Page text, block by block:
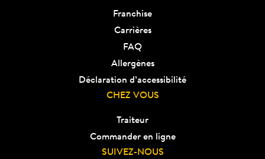
Franchise
Carrières
FAQ
Allergènes
Déclaration d’accessibilité
CHEZ VOUS
Traiteur
Commander en ligne
SUIVEZ-NOUS